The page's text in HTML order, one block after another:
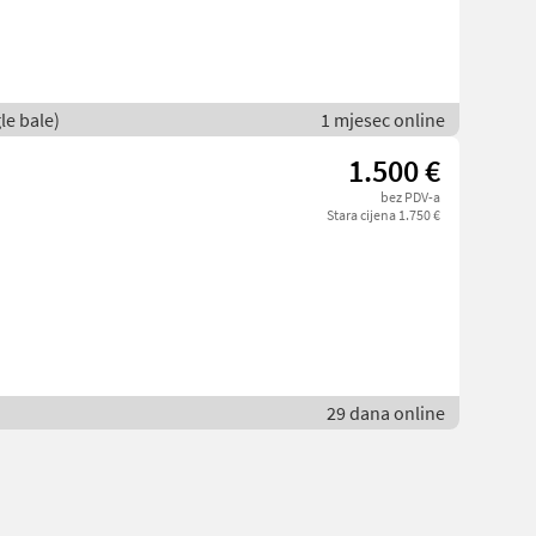
bale) 1 mjesec online
1.500 €
bez PDV-a
Stara cijena 1.750 €
29 dana online